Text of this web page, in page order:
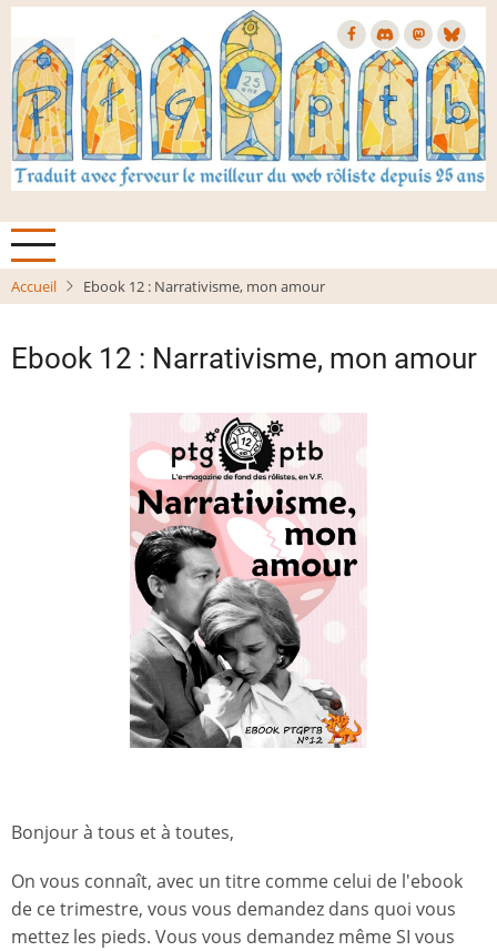
Aller
contenu
principal
Accueil Ebook 12 : Narrativisme, mon amour
Ebook 12 : Narrativisme, mon amour
Bonjour à tous et à toutes,
On vous connaît, avec un titre comme celui de l'ebook
de ce trimestre, vous vous demandez dans quoi vous
mettez les pieds. Vous vous demandez même SI vous